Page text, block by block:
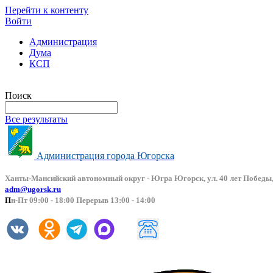
Перейти к контенту
Войти
Администрация
Дума
КСП
Поиск
Все результаты
Администрация города Югорска
Ханты-Мансийский автономный округ - Югра Югорск, ул. 40 лет
adm@ugorsk.ru
Пн-Пт 09:00 - 18:00 Перерыв 13:00 - 14:00